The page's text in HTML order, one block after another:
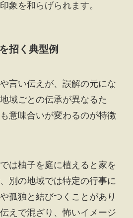
象を和らげられます。
招く典型例
言い伝えが、誤解の元にな
域ごとの伝承が異なるた
意味合いが変わるのが特徴
は柚子を庭に植えると家を
別の地域では特定の行事に
孤独と結びつくことがあり
えで混ざり、怖いイメージ